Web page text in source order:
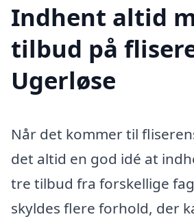
Indhent altid
tilbud på
Ugerløse
Når det kommer til
det altid en god idé at
tre tilbud fra forskellige
skyldes flere forhold, der